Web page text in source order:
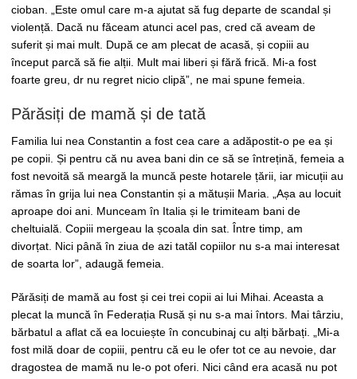
cioban. „Este omul care m-a ajutat să fug departe de scandal și
violență. Dacă nu făceam atunci acel pas, cred că aveam de
suferit și mai mult. După ce am plecat de acasă, și copiii au
început parcă să fie alții. Mult mai liberi și fără frică. Mi-a fost
foarte greu, dr nu regret nicio clipă”, ne mai spune femeia.
Părăsiți de mamă și de tată
Familia lui nea Constantin a fost cea care a adăpostit-o pe ea și
pe copii. Și pentru că nu avea bani din ce să se întrețină, femeia a
fost nevoită să meargă la muncă peste hotarele țării, iar micuții au
rămas în grija lui nea Constantin și a mătușii Maria. „Așa au locuit
aproape doi ani. Munceam în Italia și le trimiteam bani de
cheltuială. Copiii mergeau la școala din sat. Între timp, am
divorțat. Nici până în ziua de azi tatăl copiilor nu s-a mai interesat
de soarta lor”, adaugă femeia.
Părăsiți de mamă au fost și cei trei copii ai lui Mihai. Aceasta a
plecat la muncă în Federația Rusă și nu s-a mai întors. Mai târziu,
bărbatul a aflat că ea locuiește în concubinaj cu alți bărbați. „Mi-a
fost milă doar de copiii, pentru că eu le ofer tot ce au nevoie, dar
dragostea de mamă nu le-o pot oferi. Nici când era acasă nu pot